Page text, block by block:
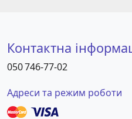
Контактна
050 746-77-02
Адреси та режим роботи